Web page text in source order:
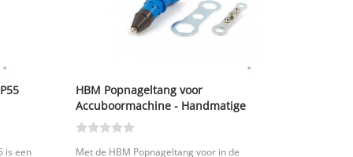
rond het
voor het
voor
wil
is een
HBM Popnageltang voor
Accuboormachine - Handmatige
Popnageltang
Met de HBM Popnageltang voor in de